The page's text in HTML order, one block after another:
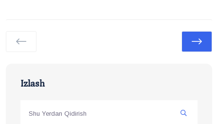
Izlash